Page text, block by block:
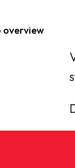
overview